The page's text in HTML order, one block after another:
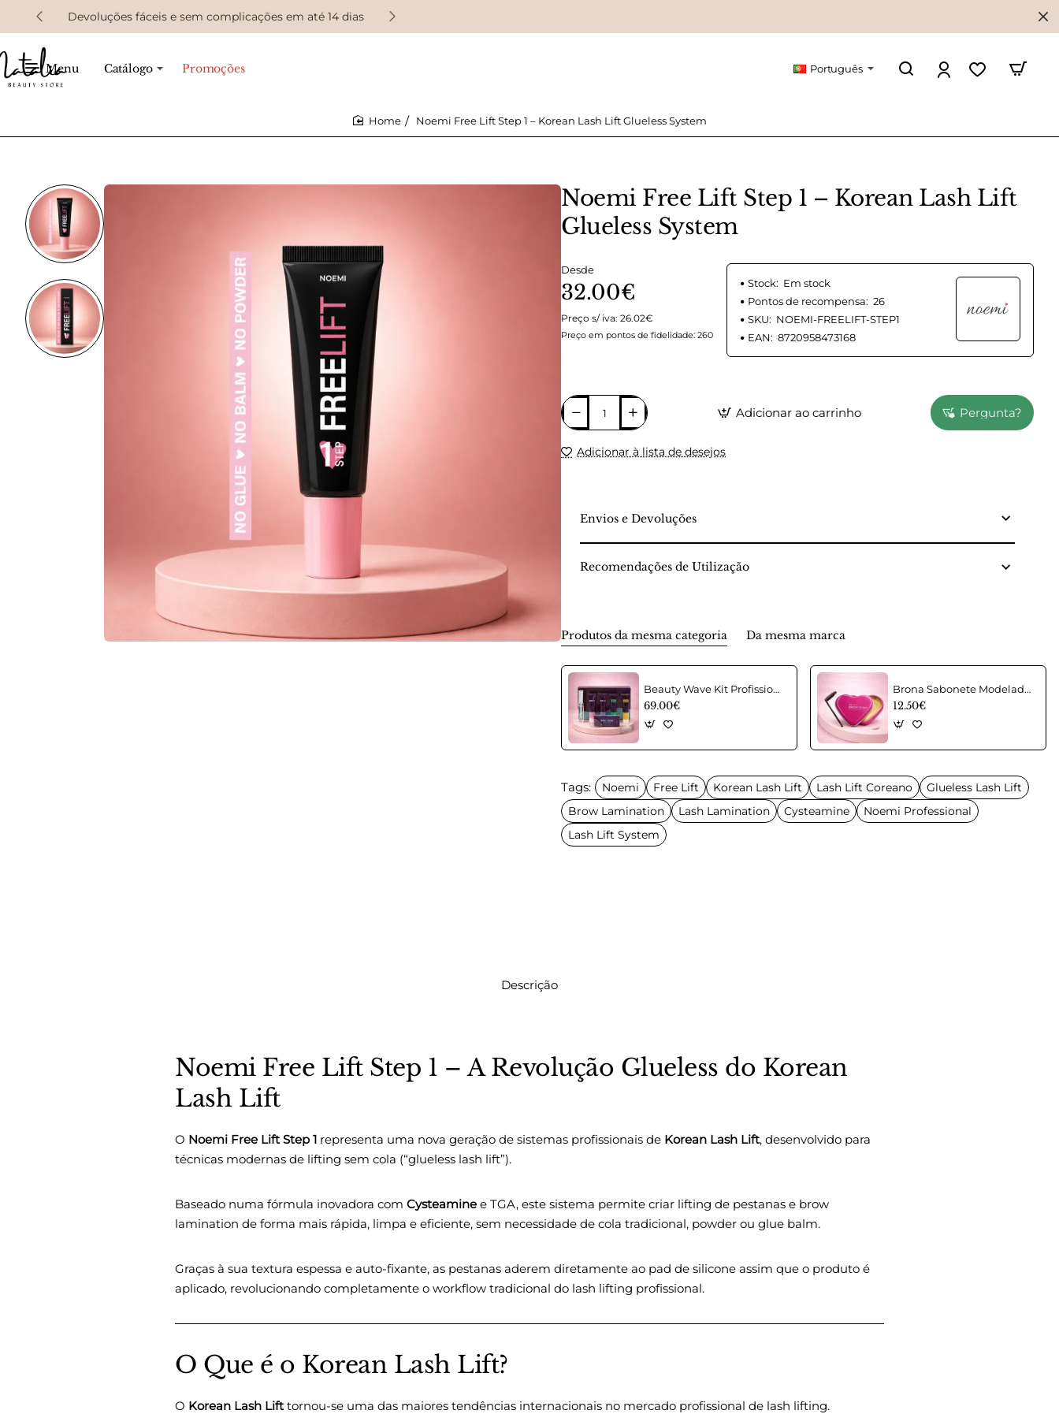
Devoluções fáceis e sem complicações em até 14 dias
Menu Catálogo Promoções Português
Noemi Free Lift Step 1 – Korean Lash Lift Glueless System
Noemi Free Lift Step 1 – Korean Lash Lift
Glueless System
Desde
32.00€
Preço s/ iva: 26.02€
Preço em pontos de fidelidade: 260
Stock: Em stock
Pontos de recompensa: 26
SKU: NOEMI-FREELIFT-STEP1
EAN: 8720958473168
Adicionar ao carrinho Pergunta?
Adicionar à lista de desejos
Envios e Devoluções
Recomendações de Utilização
Produtos da mesma categoria Da mesma marca
Beauty Wave Kit Profissional para Lifting de Pestanas
69.00€
Brona Sabonete Modelador de Sobrancelhas Brow Styling Soap
12.50€
Tags: Noemi Free Lift Korean Lash Lift Lash Lift Coreano
Glueless Lash Lift
Brow Lamination
Lash Lamination Cysteamine
Noemi Professional
Lash Lift System
Descrição
Noemi Free Lift Step 1 – A Revolução Glueless do Korean
Lash Lift
O Noemi Free Lift Step 1 representa uma nova geração de sistemas profissionais de Korean Lash Lift, desenvolvido para
técnicas modernas de lifting sem cola (“glueless lash lift”).
Baseado numa fórmula inovadora com Cysteamine e TGA, este sistema permite criar lifting de pestanas e brow
lamination de forma mais rápida, limpa e eficiente, sem necessidade de cola tradicional, powder ou glue balm.
Graças à sua textura espessa e auto-fixante, as pestanas aderem diretamente ao pad de silicone assim que o produto é
aplicado, revolucionando completamente o workflow tradicional do lash lifting profissional.
O Que é o Korean Lash Lift?
O Korean Lash Lift tornou-se uma das maiores tendências internacionais no mercado profissional de lash lifting.